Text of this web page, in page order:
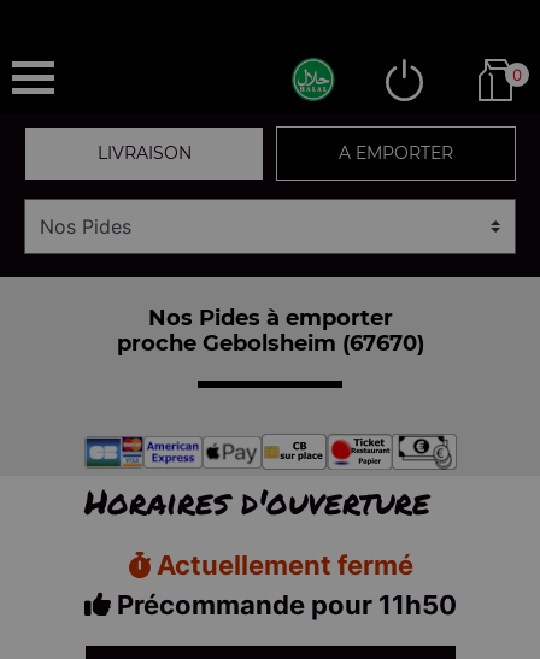
0
LIVRAISON A EMPORTER
Nos Pides à emporter
proche Gebolsheim (67670)
Horaires d'ouverture
Actuellement fermé
Précommande pour 11h50